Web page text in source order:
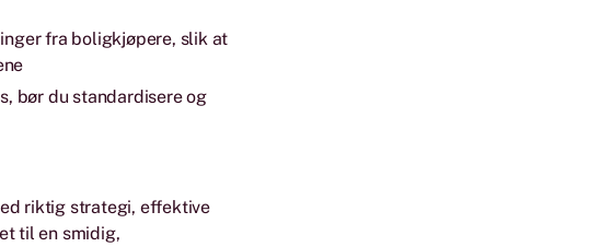
fra boligkjøpere, slik at
bør du standardisere og
riktig strategi, effektive
til en smidig,